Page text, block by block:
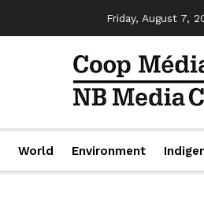
Friday, August 7,
World Environment